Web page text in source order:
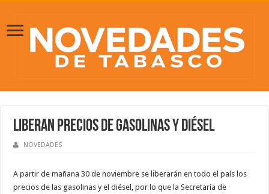
Liberan precios de gasolinas y diésel
NOVEDADES
A partir de mañana 30 de noviembre se liberarán en todo el país los
precios de las gasolinas y el diésel, por lo que la Secretaría de